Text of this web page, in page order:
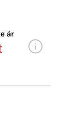
ár